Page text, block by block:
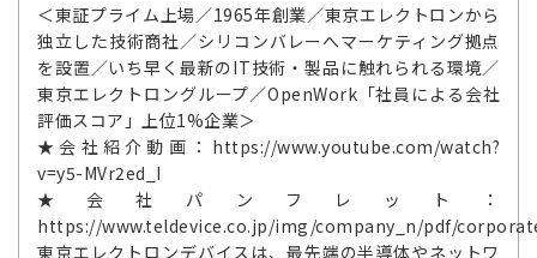
＜東証プライム上場／1965年創業／東京エレクトロンから
独立した技術商社／シリコンバレーへマーケティング拠点
を設置／いち早く最新のIT技術・製品に触れられる環境／
東京エレクトロングループ／OpenWork「社員による会社
評価スコア」上位1%企業＞
★会社紹介動画：https://www.youtube.com/watch?
v=y5-MVr2ed_I
★会社パンフレット：
https://www.teldevice.co.jp/img/company_n/pdf/
東京エレクトロンデバイスは、最先端の半導体やネットワ